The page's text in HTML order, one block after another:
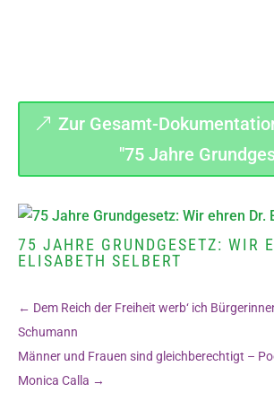
Zur Gesamt-
"75 Jahre
75 JAHRE GRUNDGESETZ: WIR
ELISABETH SELBERT
← Dem Reich der Freiheit werb‘ ich
Schumann
Männer und Frauen sind gleichberechtigt –
Monica Calla →